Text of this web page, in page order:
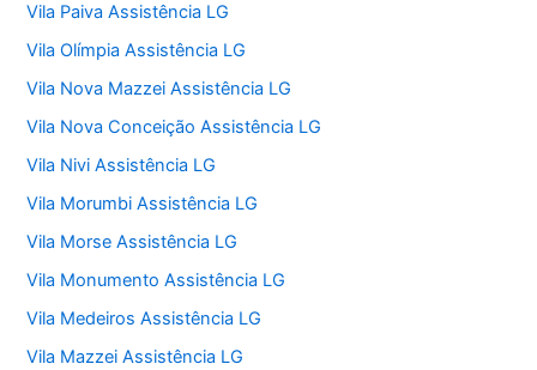
Vila Paiva Assistência LG
Vila Olímpia Assistência LG
Vila Nova Mazzei Assistência LG
Vila Nova Conceição Assistência LG
Vila Nivi Assistência LG
Vila Morumbi Assistência LG
Vila Morse Assistência LG
Vila Monumento Assistência LG
Vila Medeiros Assistência LG
Vila Mazzei Assistência LG